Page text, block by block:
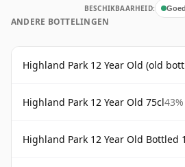
BESCHIKBAARHEID: Goed
ANDERE BOTTELINGEN
Highland Park 12 Year Old (old
Highland Park 12 Year Old 75cl43%
Highland Park 12 Year Old Bottled